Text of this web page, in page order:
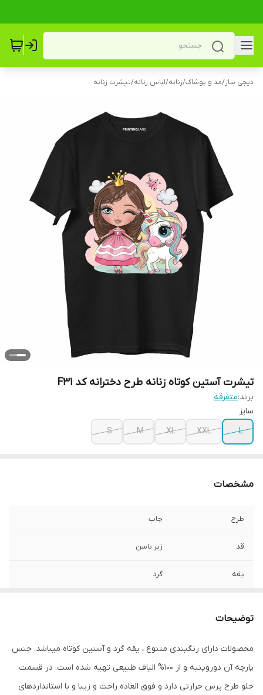
دیجی ساز/مد و پوشاک/زنانه/لباس زنانه/تیشرت زنانه
تیشرت آستین کوتاه زنانه طرح دخترانه کد F31
برند:متفرقه
سایز
L
XXL
XL
M
S
مشخصات
طرح چاپ
قد زیر باسن
یقه گرد
توضیحات
محصولات دارای رنگبندی متنوع ، یقه گرد و آستین کوتاه میباشد. جنس
پارچه آن دوروپنبه و از 100% الیاف طبیعی تهیه شده است. در قسمت
جلو طرح پرس حرارتی دارد و فوق العاده راحت و زیبا و با استانداردهای